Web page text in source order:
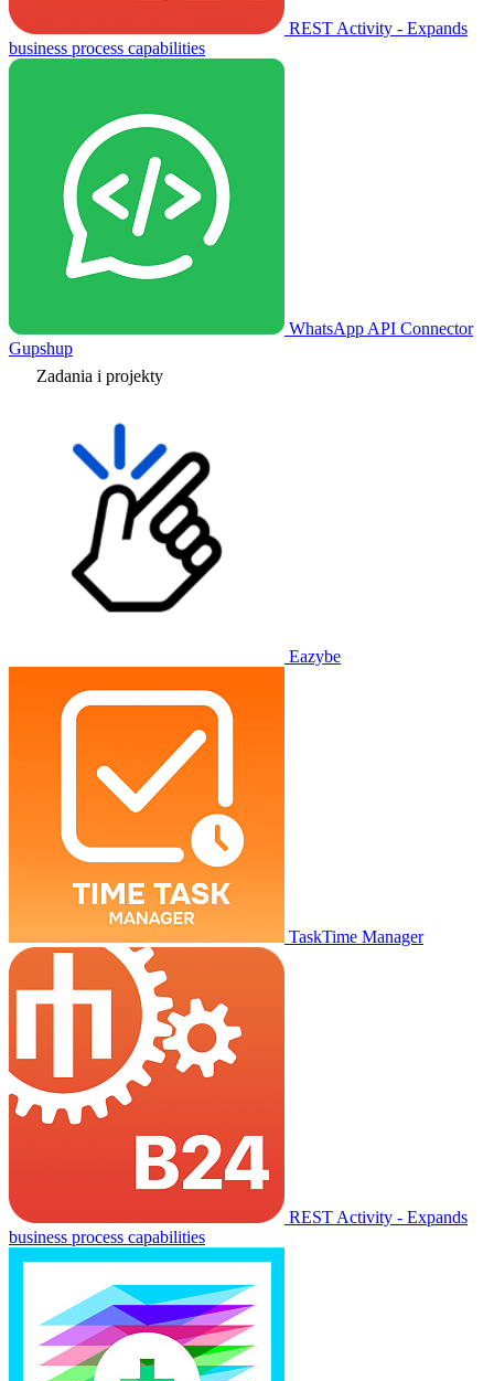
REST Activity - Expands
business process capabilities
WhatsApp API Connector
Gupshup
Zadania i projekty
Eazybe
TaskTime Manager
REST Activity - Expands
business process capabilities